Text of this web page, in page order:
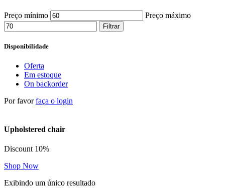
Preço mínimo Preço máximo
Filtrar
Disponibilidade
Oferta
Em estoque
On backorder
Por favorfaça o login
Upholstered chair
Discount 10%
Shop Now
Exibindo um único resultado